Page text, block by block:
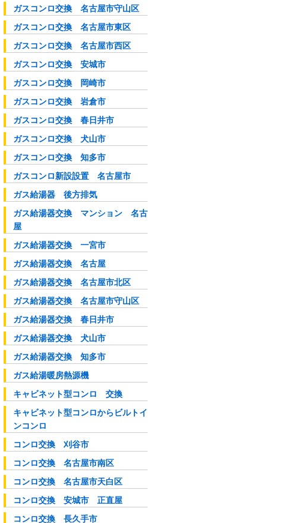
ガスコンロ交換 名古屋市守山区
ガスコンロ交換 名古屋市東区
ガスコンロ交換 名古屋市西区
ガスコンロ交換 安城市
ガスコンロ交換 岡崎市
ガスコンロ交換 岩倉市
ガスコンロ交換 春日井市
ガスコンロ交換 犬山市
ガスコンロ交換 知多市
ガスコンロ新設設置 名古屋市
ガス給湯器 後方排気
ガス給湯器交換 マンション 名古
屋
ガス給湯器交換 一宮市
ガス給湯器交換 名古屋
ガス給湯器交換 名古屋市北区
ガス給湯器交換 名古屋市守山区
ガス給湯器交換 春日井市
ガス給湯器交換 犬山市
ガス給湯器交換 知多市
ガス給湯暖房熱源機
キャビネット型コンロ 交換
キャビネット型コンロからビルトイ
ンコンロ
コンロ交換 刈谷市
コンロ交換 名古屋市南区
コンロ交換 名古屋市天白区
コンロ交換 安城市 正直屋
コンロ交換 長久手市